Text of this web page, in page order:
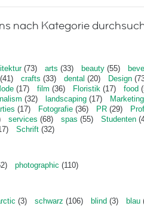
nach Kategorie
(73) arts (33) beauty (55)
(41) crafts (33) dental (20) Design
(17) film (36) Floristik (17) food
(32) landscaping (17)
Marketing
(17) Fotografie (36) PR (29)
services (68) spas (55) Studenten
Schrift (32)
photographic (110)
(3) schwarz (106) blind (3) blau